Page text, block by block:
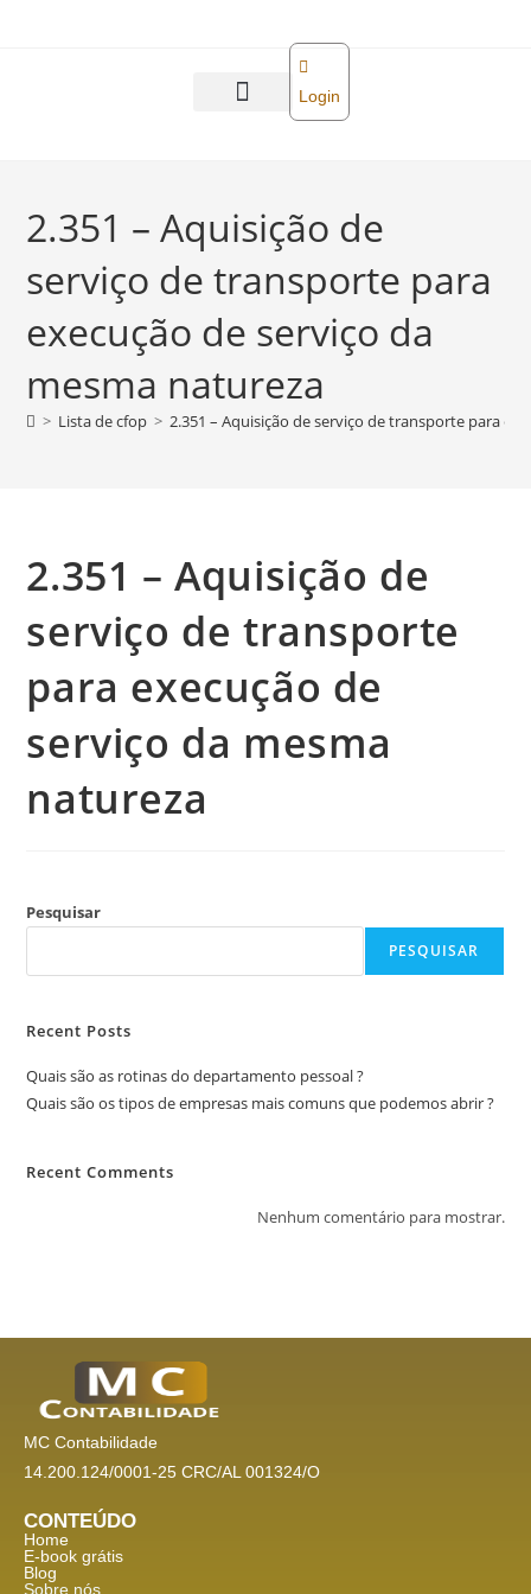
Login
2.351 – Aquisição de
serviço de transporte para
execução de serviço da
mesma natureza
> Lista de cfop > 2.351 – Aquisição de serviço de transporte para
2.351 – Aquisição de
serviço de transporte
para execução de
serviço da mesma
natureza
Pesquisar
PESQUISAR
Recent Posts
Quais são as rotinas do departamento pessoal ?
Quais são os tipos de empresas mais comuns que podemos abrir ?
Recent Comments
Nenhum comentário para mostrar.
MC Contabilidade
14.200.124/0001-25 CRC/AL 001324/O
CONTEÚDO
Home
E-book grátis
Blog
Sobre nós